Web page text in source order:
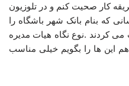
کار صحیت کنم و در تلوزیون
که بنام بانک شهر باشگاه را
می کردند .نوع نگاه هیات مدیره
این ها را بگویم خیلی مناسب